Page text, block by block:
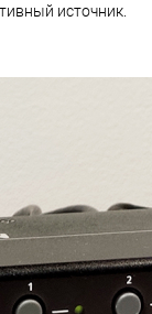
источник.